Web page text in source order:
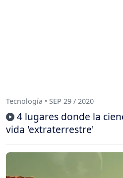
Tecnología • SEP 29 / 2020
4 lugares donde la
vida 'extraterrestre'